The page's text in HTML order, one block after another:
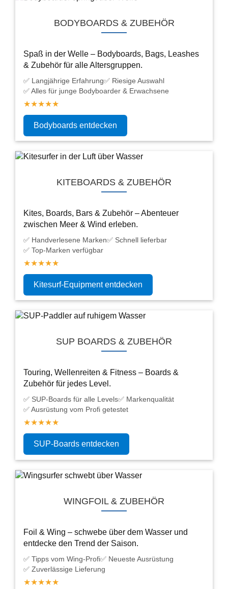
BODYBOARDS & ZUBEHÖR
Spaß in der Welle – Bodyboards, Bags, Leashes
& Zubehör für alle Altersgruppen.
✅ Langjährige Erfahrung✅ Riesige Auswahl
✅ Alles für junge Bodyboarder & Erwachsene
★★★★★
Bodyboards entdecken
KITEBOARDS & ZUBEHÖR
Kites, Boards, Bars & Zubehör – Abenteuer
zwischen Meer & Wind erleben.
✅ Handverlesene Marken✅ Schnell lieferbar
✅ Top-Marken verfügbar
★★★★★
Kitesurf-Equipment entdecken
SUP BOARDS & ZUBEHÖR
Touring, Wellenreiten & Fitness – Boards &
Zubehör für jedes Level.
✅ SUP-Boards für alle Levels✅ Markenqualität
✅ Ausrüstung vom Profi getestet
★★★★★
SUP-Boards entdecken
WINGFOIL & ZUBEHÖR
Foil & Wing – schwebe über dem Wasser und
entdecke den Trend der Saison.
✅ Tipps vom Wing-Profi✅ Neueste Ausrüstung
✅ Zuverlässige Lieferung
★★★★★